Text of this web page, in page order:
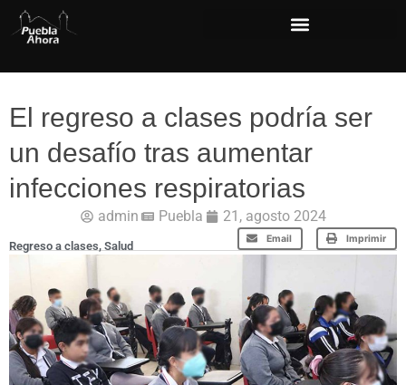
El regreso a clases podría ser
un desafío tras aumentar
infecciones respiratorias
admin Puebla 21, agosto 2024
Email Imprimir
Regreso a clases, Salud